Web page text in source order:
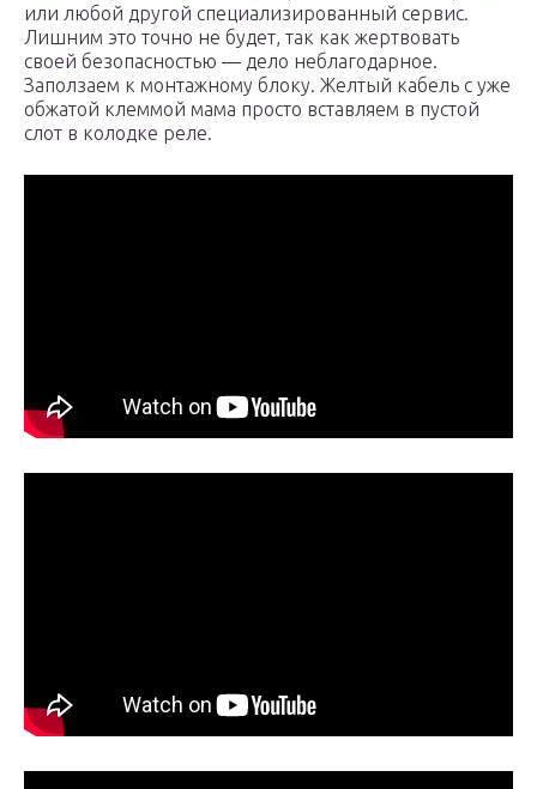
или любой другой специализированный сервис.
Лишним это точно не будет, так как жертвовать
своей безопасностью — дело неблагодарное.
Заползаем к монтажному блоку. Желтый кабель с уже
обжатой клеммой мама просто вставляем в пустой
слот в колодке реле.